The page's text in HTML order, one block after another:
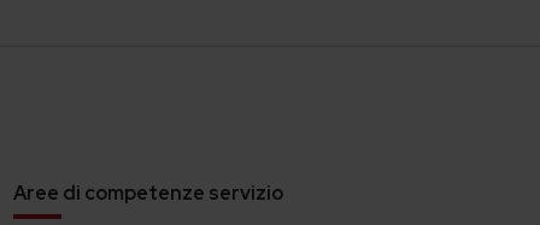
Aree di competenze servizio